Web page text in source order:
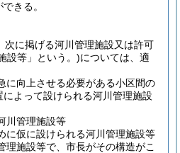
きる。
次に掲げる河川管理施設又は許可
設等」という。)については、適
に向上させる必要がある小区間の
よって設けられる河川管理施設
川管理施設等
に仮に設けられる河川管理施設等
理施設等で、市長がその構造がこ